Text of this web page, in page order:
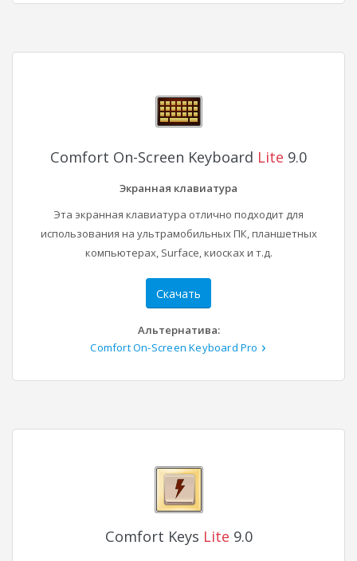
Comfort On-Screen Keyboard Lite 9.0
Экранная клавиатура
Эта экранная клавиатура отлично подходит для
использования на ультрамобильных ПК, планшетных
компьютерах, Surface, киосках и т.д.
Скачать
Альтернатива:
Comfort On-Screen Keyboard Pro
Comfort Keys Lite 9.0